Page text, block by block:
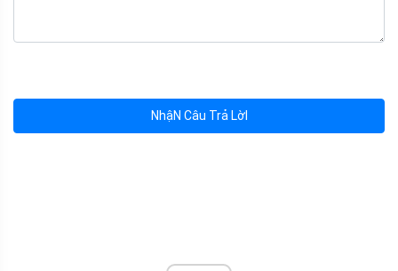
NhậN Câu Trả LờI